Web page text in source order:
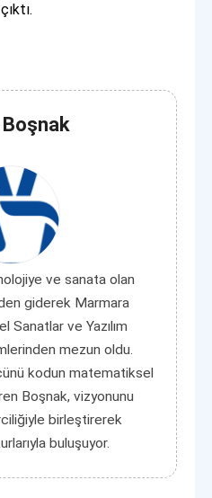
Boşnak
ve sanata olan
giderek Marmara
Sanatlar ve Yazılım
mezun oldu.
kodun matematiksel
Boşnak, vizyonunu
birleştirerek
buluşuyor.